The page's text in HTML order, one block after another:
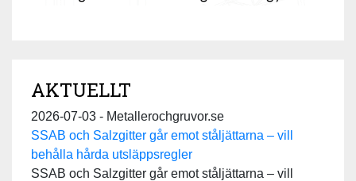
AKTUELLT
2026-07-03 - Metallerochgruvor.se
SSAB och Salzgitter går emot ståljättarna – vill
behålla hårda utsläppsregler
SSAB och Salzgitter går emot ståljättarna – vill